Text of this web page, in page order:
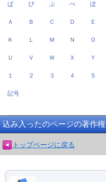
ぱ ぴ ぷ ぺ ぽ
Ａ Ｂ Ｃ Ｄ Ｅ
Ｋ Ｌ Ｍ Ｎ Ｏ
Ｕ Ｖ Ｗ Ｘ Ｙ
１ ２ ３ ４ ５
記号
込み入ったのページの著作権
トップページに戻る